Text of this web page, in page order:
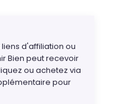
d'affiliation ou
Bien peut recevoir
ou achetez via
pour